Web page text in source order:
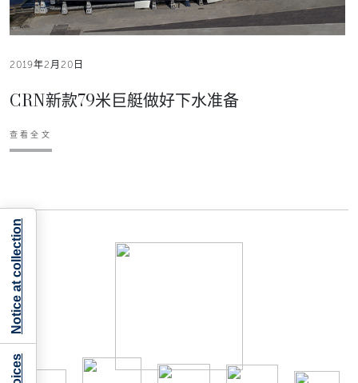
2019年2月20日
CRN新款79米巨艇做好下水准备
查看全文
Notice at collection